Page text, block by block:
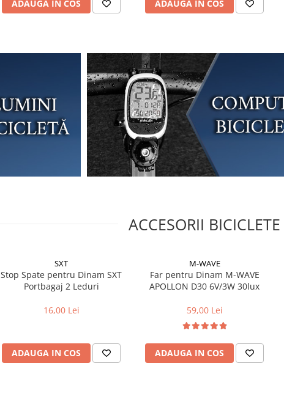
ADAUGA IN COS ADAUGA IN COS
ACCESORII BICICLETE
SXT
Stop Spate pentru Dinam SXT
Portbagaj 2 Leduri
16,00 Lei
ADAUGA IN COS
M-WAVE
Far pentru Dinam M-WAVE
APOLLON D30 6V/3W 30lux
59,00 Lei
ADAUGA IN COS